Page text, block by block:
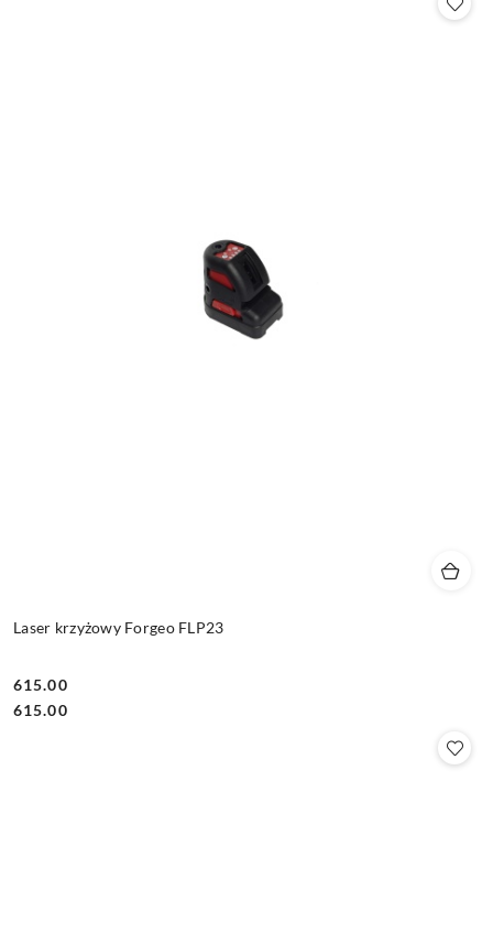
Laser krzyżowy Forgeo FLP23
Cena:
615.00
Cena:
615.00